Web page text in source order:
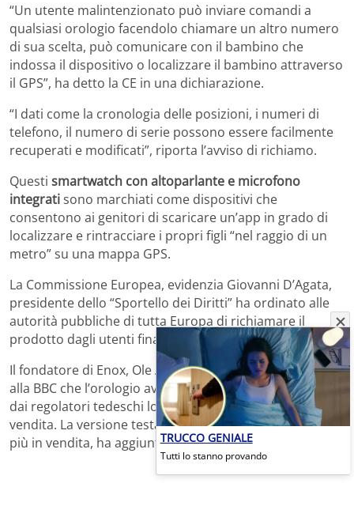
“Un utente malintenzionato può inviare comandi a
qualsiasi orologio facendolo chiamare un altro numero
di sua scelta, può comunicare con il bambino che
indossa il dispositivo o localizzare il bambino attraverso
il GPS”, ha detto la CE in una dichiarazione.
“I dati come la cronologia delle posizioni, i numeri di
telefono, il numero di serie possono essere facilmente
recuperati e modificati”, riporta l’avviso di richiamo.
Questi smartwatch con altoparlante e microfono
integratisono marchiati come dispositivi che
consentono ai genitori di scaricare un’app in grado di
localizzare e rintracciare i propri figli “nel raggio di un
metro” su una mappa GPS.
La Commissione Europea, evidenzia Giovanni D’Agata,
presidente dello “Sportello dei Diritti” ha ordinato alle
autorità pubbliche di tutta Europa di richiamare il
prodotto dagli utenti finali.
Il fondatore di Enox, Ole Anton Bieltvedt, ha dichiarato
alla BBC che l’orologio aveva superato i test effettuati
dai regolatori tedeschi lo scorso anno, consentendo la
vendita. La versione testata dalla Commissione non era
più in vendita, ha aggiunto.TRUCCO GENIALE
Tutti lo stanno provando